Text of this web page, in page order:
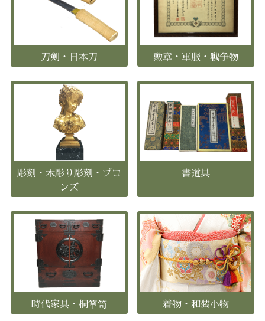
刀剣・日本刀 勲章・軍服・戦争物
彫刻・木彫り彫刻・ブロ
ンズ
書道具
時代家具・桐箪笥 着物・和装小物